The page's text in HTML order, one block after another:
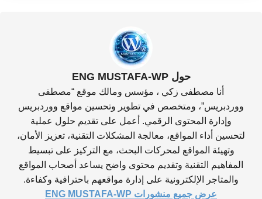
حول ENG MUSTAFA-WP
أنا مصطفى زكي ، مؤسس ومالك موقع “مصطفى
ووردبريس”، ومتخصص في تطوير وتحسين مواقع ووردبريس
وإدارة المحتوى الرقمي. أعمل على تقديم حلول عملية
لتحسين أداء المواقع، معالجة المشكلات التقنية، تعزيز الأمان،
وتهيئة المواقع لمحركات البحث، مع التركيز على تبسيط
المفاهيم التقنية وتقديم محتوى واضح يساعد أصحاب المواقع
والمتاجر الإلكترونية على إدارة مواقعهم باحترافية وكفاءة.
عرض جميع منشورات ENG MUSTAFA-WP